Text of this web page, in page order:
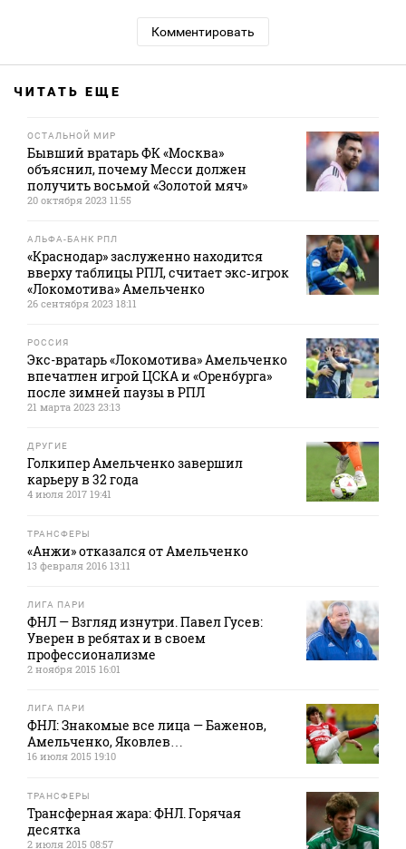
Комментировать
ЧИТАТЬ ЕЩЕ
ОСТАЛЬНОЙ МИР
Бывший вратарь ФК «Москва»
объяснил, почему Месси должен
получить восьмой «Золотой мяч»
20 октября 2023 11:55
АЛЬФА-БАНК РПЛ
«Краснодар» заслуженно находится
вверху таблицы РПЛ, считает экс‑игрок
«Локомотива» Амельченко
26 сентября 2023 18:11
РОССИЯ
Экс-вратарь «Локомотива» Амельченко
впечатлен игрой ЦСКА и «Оренбурга»
после зимней паузы в РПЛ
21 марта 2023 23:13
ДРУГИЕ
Голкипер Амельченко завершил
карьеру в 32 года
4 июля 2017 19:41
ТРАНСФЕРЫ
«Анжи» отказался от Амельченко
13 февраля 2016 13:11
ЛИГА ПАРИ
ФНЛ — Взгляд изнутри. Павел Гусев:
Уверен в ребятах и в своем
профессионализме
2 ноября 2015 16:01
ЛИГА ПАРИ
ФНЛ: Знакомые все лица — Баженов,
Амельченко, Яковлев…
16 июля 2015 19:10
ТРАНСФЕРЫ
Трансферная жара: ФНЛ. Горячая
десятка
2 июля 2015 08:57